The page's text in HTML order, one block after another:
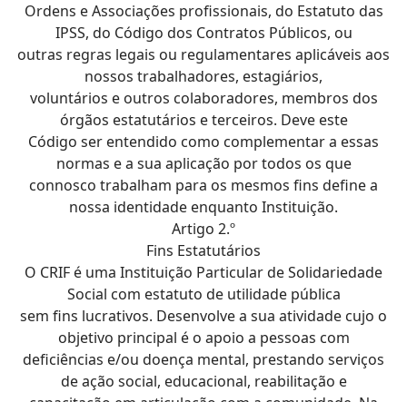
Ordens e Associações profissionais, do Estatuto das
IPSS, do Código dos Contratos Públicos, ou
outras regras legais ou regulamentares aplicáveis aos
nossos trabalhadores, estagiários,
voluntários e outros colaboradores, membros dos
órgãos estatutários e terceiros. Deve este
Código ser entendido como complementar a essas
normas e a sua aplicação por todos os que
connosco trabalham para os mesmos fins define a
nossa identidade enquanto Instituição.
Artigo 2.º
Fins Estatutários
O CRIF é uma Instituição Particular de Solidariedade
Social com estatuto de utilidade pública
sem fins lucrativos. Desenvolve a sua atividade cujo o
objetivo principal é o apoio a pessoas com
deficiências e/ou doença mental, prestando serviços
de ação social, educacional, reabilitação e